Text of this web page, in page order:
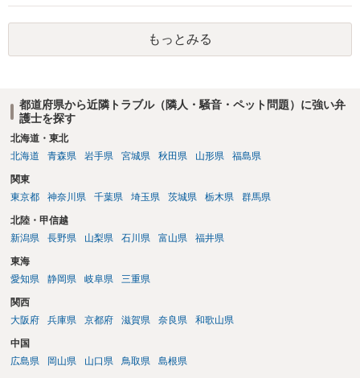
もっとみる
都道府県から近隣トラブル（隣人・騒音・ペット問題）に強い弁
護士を探す
北海道・東北
北海道
青森県 岩手県 宮城県 秋田県 山形県 福島県
関東
東京都
神奈川県 千葉県 埼玉県 茨城県 栃木県 群馬県
北陸・甲信越
新潟県
長野県 山梨県 石川県 富山県 福井県
東海
愛知県
静岡県 岐阜県 三重県
関西
大阪府
兵庫県 京都府 滋賀県 奈良県 和歌山県
中国
広島県
岡山県 山口県 鳥取県 島根県